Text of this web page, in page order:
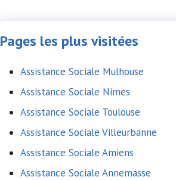
Pages les plus visitées
Assistance Sociale Mulhouse
Assistance Sociale Nimes
Assistance Sociale Toulouse
Assistance Sociale Villeurbanne
Assistance Sociale Amiens
Assistance Sociale Annemasse